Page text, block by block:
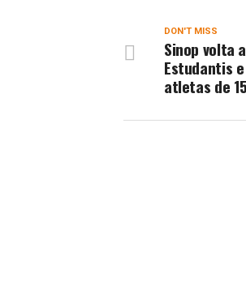
DON'T MISS
Sinop volta
Estudantis
atletas de